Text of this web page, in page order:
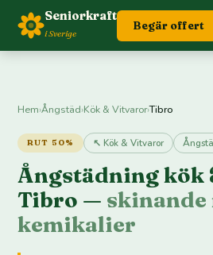
Seniorkraft
i Sverige
Begär offert
Hem›Ångstäd›Kök & Vitvaror›Tibro
RUT 50% ↖ Kök & Vitvaror
Ångstädning
Tibro —
kemikalier